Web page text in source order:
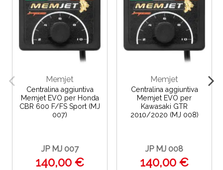
Memjet
Centralina aggiuntiva
Memjet EVO per Honda
CBR 600 F/FS Sport (MJ
007)
JP MJ 007
140,00 €
Memjet
Centralina aggiuntiva
Memjet EVO per
Kawasaki GTR
2010/2020 (MJ 008)
JP MJ 008
140,00 €